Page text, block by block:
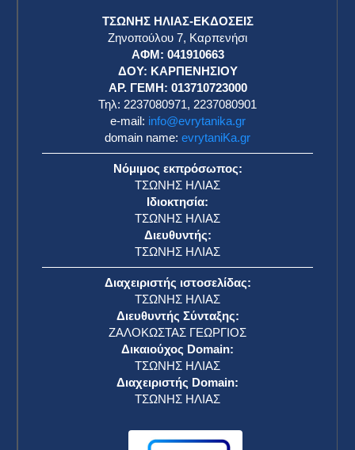
ΤΣΩΝΗΣ ΗΛΙΑΣ-ΕΚΔΟΣΕΙΣ
Ζηνοπούλου 7, Καρπενήσι
ΑΦΜ: 041910663
ΔΟΥ: ΚΑΡΠΕΝΗΣΙΟΥ
ΑΡ. ΓΕΜΗ: 013710723000
Τηλ: 2237080971, 2237080901
e-mail: info@evrytanika.gr
domain name: evrytaniKa.gr
Νόμιμος εκπρόσωπος:
ΤΣΩΝΗΣ ΗΛΙΑΣ
Ιδιοκτησία:
ΤΣΩΝΗΣ ΗΛΙΑΣ
Διευθυντής:
ΤΣΩΝΗΣ ΗΛΙΑΣ
Διαχειριστής ιστοσελίδας:
ΤΣΩΝΗΣ ΗΛΙΑΣ
Διευθυντής Σύνταξης:
ΖΑΛΟΚΩΣΤΑΣ ΓΕΩΡΓΙΟΣ
Δικαιούχος Domain:
ΤΣΩΝΗΣ ΗΛΙΑΣ
Διαχειριστής Domain:
ΤΣΩΝΗΣ ΗΛΙΑΣ